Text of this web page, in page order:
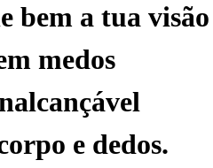
bem a tua visão
medos
e dedos.